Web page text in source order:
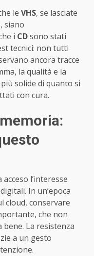
le VHS, se lasciate
siano
i CDsono stati
tecnici: non tutti
ancora tracce
la qualità e la
solide di quanto si
con cura.
l’interesse
In un’epoca
cloud, conservare
che non
La resistenza
a un gesto